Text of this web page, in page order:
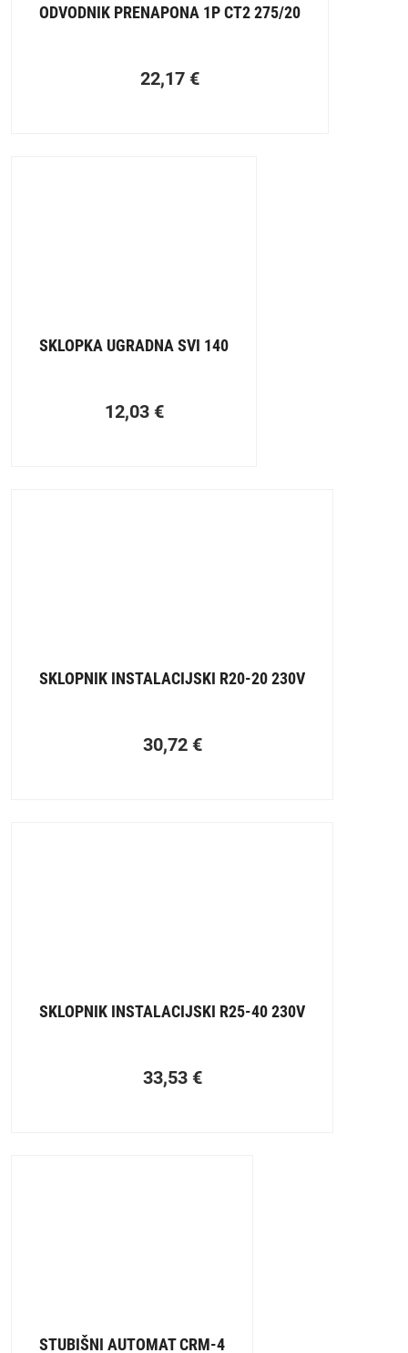
ODVODNIK PRENAPONA 1P CT2 275/20
22,17 €
SKLOPKA UGRADNA SVI 140
12,03 €
SKLOPNIK INSTALACIJSKI R20-20 230V
30,72 €
SKLOPNIK INSTALACIJSKI R25-40 230V
33,53 €
STUBIŠNI AUTOMAT CRM-4